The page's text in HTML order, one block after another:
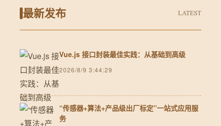
最新发布 LATEST
Vue.js 接口封装最佳实践：从基础到高级
2026/8/9 3:44:29
“传感器+算法+产品级出厂标定”一站式应用服
务